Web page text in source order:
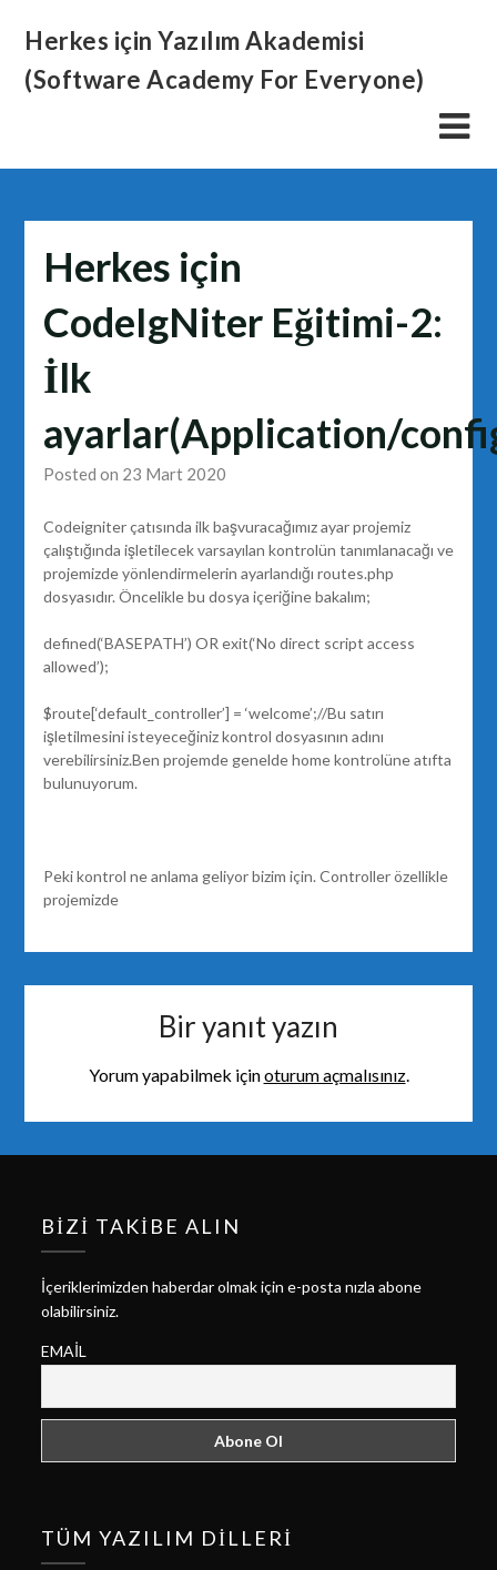
content
Herkes için Yazılım Akademisi
(Software Academy For Everyone)
Herkes için
CodeIgNiter Eğitimi-2:
İlk
ayarlar(Application/
Posted on 23 Mart 2020
Codeigniter çatısında ilk başvuracağımız ayar projemiz
çalıştığında işletilecek varsayılan kontrolün tanımlanacağı ve
projemizde yönlendirmelerin ayarlandığı routes.php
dosyasıdır. Öncelikle bu dosya içeriğine bakalım;
defined(‘BASEPATH’) OR exit(‘No direct script access
allowed’);
$route[‘default_controller’] = ‘welcome’;//Bu satırı
işletilmesini isteyeceğiniz kontrol dosyasının adını
verebilirsiniz.Ben projemde genelde home kontrolüne atıfta
bulunuyorum.
Peki kontrol ne anlama geliyor bizim için. Controller özellikle
projemizde
Bir yanıt yazın
Yorum yapabilmek içinoturum açmalısınız.
BIZI TAKIBE ALIN
İçeriklerimizden haberdar olmak için e-posta nızla abone
olabilirsiniz.
EMAIL
TÜM YAZILIM DILLERI